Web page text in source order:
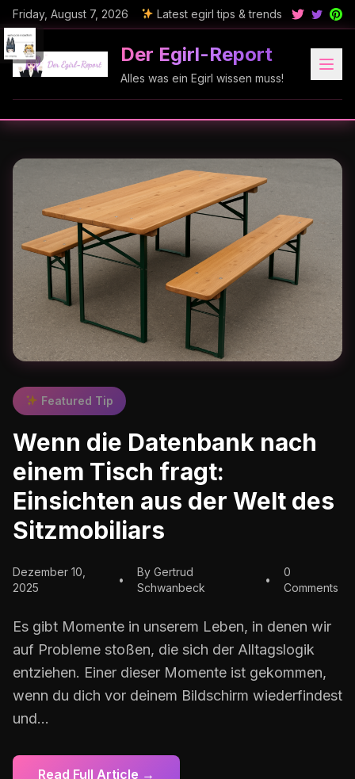
Friday, August 7, 2026 Latest egirl tips & trends
Der Egirl-Report
Alles was ein Egirl wissen muss!
Featured Tip
Wenn die Datenbank nach
einem Tisch fragt:
Einsichten aus der Welt des
Sitzmobiliars
Dezember 10,
2025
•
By Gertrud
Schwanbeck
•
0
Comments
Es gibt Momente in unserem Leben, in denen wir
auf Probleme stoßen, die sich der Alltagslogik
entziehen. Einer dieser Momente ist gekommen,
wenn du dich vor deinem Bildschirm wiederfindest
und...
Read Full Article →